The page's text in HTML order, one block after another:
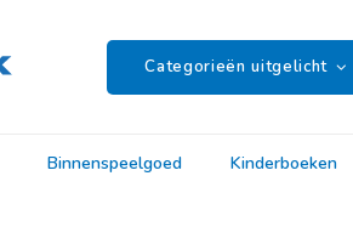
Categorieën uitgelicht
Binnenspeelgoed Kinderboeken